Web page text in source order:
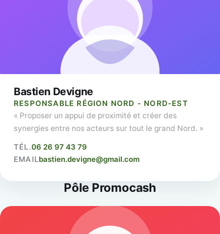
Bastien Devigne
RESPONSABLE RÉGION NORD - NORD-EST
« Proposer un appui de proximité et créer des
synergies entre nos acteurs sur tout le grand Nord. »
TÉL.06 26 97 43 79
EMAILbastien.devigne@gmail.com
Pôle Promocash